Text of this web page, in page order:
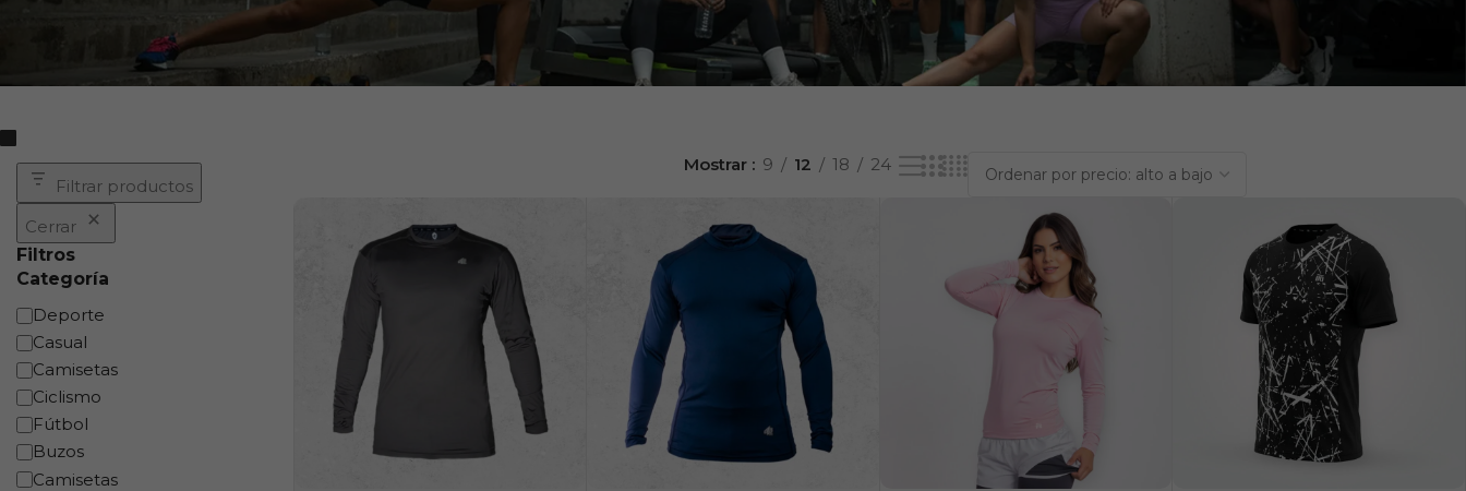
Filtrar productos
Cerrar
Filtros
Categoría
Deporte
Casual
Camisetas
Ciclismo
Fútbol
Buzos
Camisetas
Mostrar 9 12 18 24